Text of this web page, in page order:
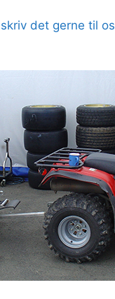
det gerne til os